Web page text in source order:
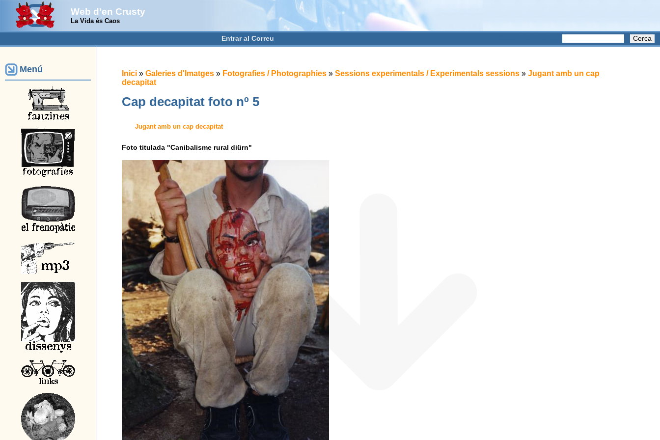
Web d'en Crusty
La Vida és Caos
Entrar al Correu
Menú Inici » Galeries d'Imatges » Fotografies / Photographies » Sessions experimentals / Experimentals sessions » Jugant amb un cap
decapitat
Cap decapitat foto nº 5
Jugant amb un cap decapitat
Foto titulada "Canibalisme rural diürn"